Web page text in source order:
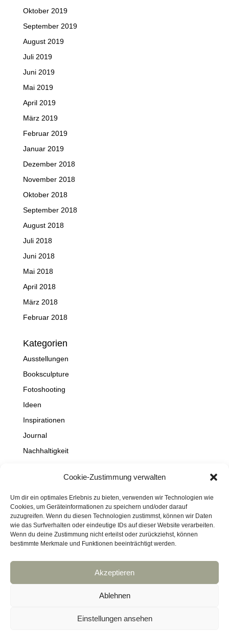
Cookie-Zustimmung verwalten
Um dir ein optimales Erlebnis zu bieten, verwenden wir Technologien wie
Cookies, um Geräteinformationen zu speichern und/oder darauf
zuzugreifen. Wenn du diesen Technologien zustimmst, können wir Daten
wie das Surfverhalten oder eindeutige IDs auf dieser Website verarbeiten.
Wenn du deine Zustimmung nicht erteilst oder zurückziehst, können
bestimmte Merkmale und Funktionen beeinträchtigt werden.
Akzeptieren
Ablehnen
Einstellungen ansehen
Oktober 2019
September 2019
August 2019
Juli 2019
Juni 2019
Mai 2019
April 2019
März 2019
Februar 2019
Januar 2019
Dezember 2018
November 2018
Oktober 2018
September 2018
August 2018
Juli 2018
Juni 2018
Mai 2018
April 2018
März 2018
Februar 2018
Kategorien
Ausstellungen
Booksculpture
Fotoshooting
Ideen
Inspirationen
Journal
Nachhaltigkeit
Projekte
Schaufenster
Travel
Datenschutz
Haftungsausschluss